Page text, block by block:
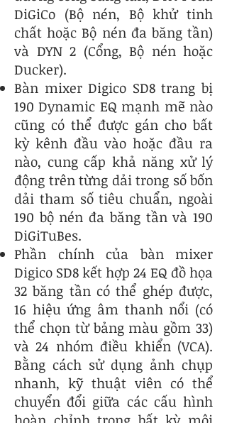
DiGiCo (Bộ nén, Bộ khử tinh
chất hoặc Bộ nén đa băng tần)
và DYN 2 (Cổng, Bộ nén hoặc
Ducker).
Bàn mixer Digico SD8 trang bị
190 Dynamic EQ mạnh mẽ nào
cũng có thể được gán cho bất
kỳ kênh đầu vào hoặc đầu ra
nào, cung cấp khả năng xử lý
động trên từng dải trong số bốn
dải tham số tiêu chuẩn, ngoài
190 bộ nén đa băng tần và 190
DiGiTuBes.
Phần chính của bàn mixer
Digico SD8 kết hợp 24 EQ đồ họa
32 băng tần có thể ghép được,
16 hiệu ứng âm thanh nổi (có
thể chọn từ bảng màu gồm 33)
và 24 nhóm điều khiển (VCA).
Bằng cách sử dụng ảnh chụp
nhanh, kỹ thuật viên có thể
chuyển đổi giữa các cấu hình